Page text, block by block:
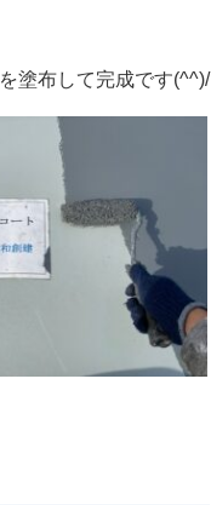
を塗布して完成です(^^)/